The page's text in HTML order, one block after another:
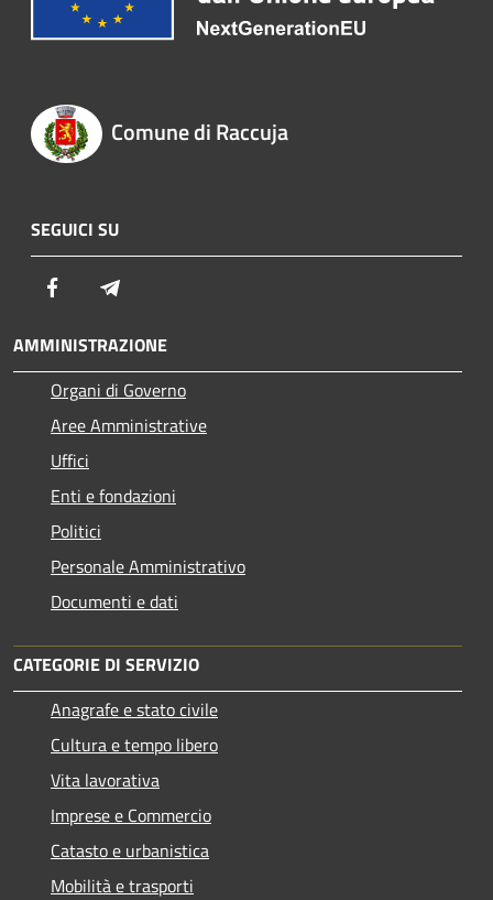
Comune di Raccuja
SEGUICI SU
Facebook
AMMINISTRAZIONE
Organi di Governo
Aree Amministrative
Uffici
Enti e fondazioni
Politici
Personale Amministrativo
Documenti e dati
CATEGORIE DI SERVIZIO
Anagrafe e stato civile
Cultura e tempo libero
Vita lavorativa
Imprese e Commercio
Catasto e urbanistica
Mobilità e trasporti